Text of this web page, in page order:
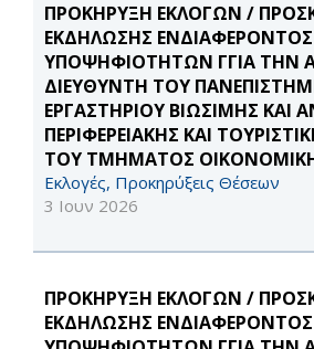
ΠΡΟΚΗΡΥΞΗ ΕΚΛΟΓΩΝ /
ΕΚΔΗΛΩΣΗΣ
ΥΠΟΨΗΦΙΟΤΗΤΩΝ ΓΓΙΑ ΤΗΝ
ΔΙΕΥΘΥΝΤΗ ΤΟΥ
ΕΡΓΑΣΤΗΡΙΟΥ ΒΙΩΣΙΜΗΣ ΚΑΙ
ΠΕΡΙΦΕΡΕΙΑΚΗΣ ΚΑΙ
ΤΟΥ ΤΜΗΜΑΤΟΣ
Εκλογές, Προκηρύξεις Θέσεων
3 Ιουν 2026
ΠΡΟΚΗΡΥΞΗ ΕΚΛΟΓΩΝ /
ΕΚΔΗΛΩΣΗΣ